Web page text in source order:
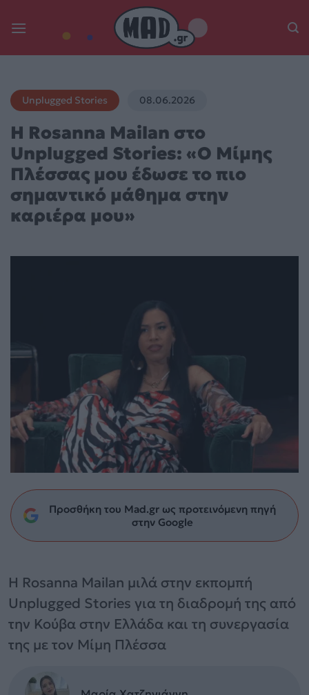
Unplugged Stories 08.06.2026
H Rosanna Mailan στο
Unplugged Stories: «Ο Μίμης
Πλέσσας μου έδωσε το πιο
σημαντικό μάθημα στην
καριέρα μου»
Προσθήκη του Mad.gr ως προτεινόμενη πηγή
στην Google
Η Rosanna Mailan μιλά στην εκπομπή
Unplugged Stories για τη διαδρομή της από
την Κούβα στην Ελλάδα και τη συνεργασία
της με τον Μίμη Πλέσσα